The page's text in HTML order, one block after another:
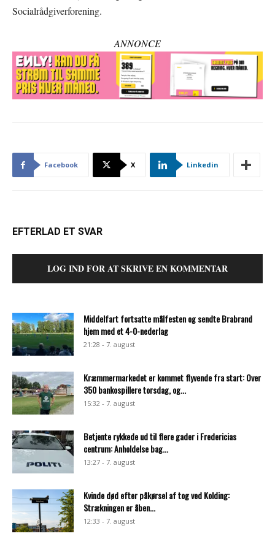
Socialrådgiverforening.
ANNONCE
Facebook X Linkedin
EFTERLAD ET SVAR
LOG IND FOR AT SKRIVE EN KOMMENTAR
Middelfart fortsatte målfesten og sendte Brabrand
hjem med et 4-0-nederlag
21:28 - 7. august
Kræmmermarkedet er kommet flyvende fra start: Over
350 bankospillere torsdag, og...
15:32 - 7. august
Betjente rykkede ud til flere gader i Fredericias
centrum: Anholdelse bag...
13:27 - 7. august
Kvinde død efter påkørsel af tog ved Kolding:
Strækningen er åben...
12:33 - 7. august